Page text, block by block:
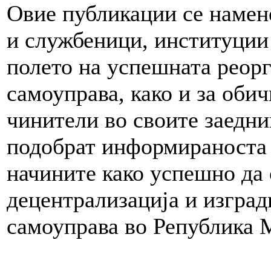
Овие публикации се
и службеници,
полето на успешната
самоуправа, како и за
чинители во своите
подобрат
начините како успешно да
децентрализација и
самоуправа во Република